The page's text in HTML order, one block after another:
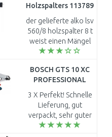
Holzspalters 113789
der gelieferte alko lsv
560/8 holzspalter 8 t
weist einen Mängel
auf. der rechte
wie der linke
haltearm paralell zum
spal..
BOSCH GTS 10 XC
PROFESSIONAL
Tischsäge
0601B30400
3 X Perfekt! Schnelle
Lieferung, gut
verpackt, sehr guter
Preis!!!! Also was will